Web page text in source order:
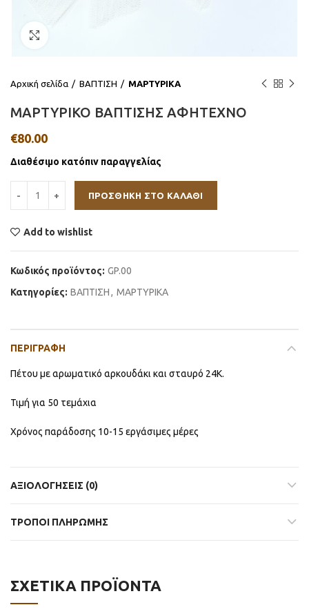
Αρχική σελίδα ΒΑΠΤΙΣΗ ΜΑΡΤΥΡΙΚΑ
ΜΑΡΤΥΡΙΚΟ ΒΑΠΤΙΣΗΣ ΑΦΗΤΕΧΝΟ
€80.00
Διαθέσιμο κατόπιν παραγγελίας
ΠΡΟΣΘΉΚΗ ΣΤΟ ΚΑΛΆΘΙ
Add to wishlist
Κωδικός προϊόντος: GP.00
Κατηγορίες: ΒΑΠΤΙΣΗ, ΜΑΡΤΥΡΙΚΑ
ΠΕΡΙΓΡΑΦΉ
Πέτου με αρωματικό αρκουδάκι και σταυρό 24Κ.
Τιμή για 50 τεμάχια
Χρόνος παράδοσης 10-15 εργάσιμες μέρες
ΑΞΙΟΛΟΓΉΣΕΙΣ (0)
ΤΡΟΠΟΙ ΠΛΗΡΩΜΗΣ
ΣΧΕΤΙΚΆ ΠΡΟΪΌΝΤΑ